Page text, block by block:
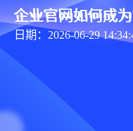
企业官网如何成为
日期：2026-06-29